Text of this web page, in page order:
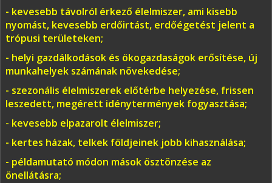
- kevesebb távolról érkező élelmiszer, ami kisebb
nyomást, kevesebb erdőirtást, erdőégetést jelent a
trópusi területeken;
- helyi gazdálkodások és ökogazdaságok erősítése, új
munkahelyek számának növekedése;
- szezonális élelmiszerek előtérbe helyezése, frissen
leszedett, megérett idénytermények fogyasztása;
- kevesebb elpazarolt élelmiszer;
- kertes házak, telkek földjeinek jobb kihasználása;
- példamutató módon mások ösztönzése az
önellátásra;